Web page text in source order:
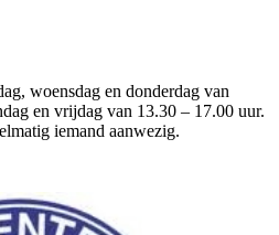
woensdag en donderdag van
en vrijdag van 13.30 – 17.00 uur.
iemand aanwezig.